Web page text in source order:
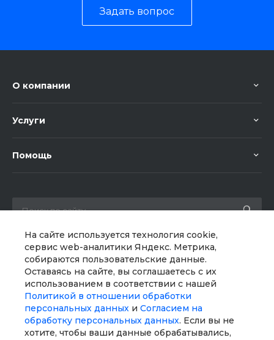
На сайте используется технология cookie,
сервис web-аналитики Яндекс. Метрика,
собираются пользовательские данные.
Оставаясь на сайте, вы соглашаетесь с их
использованием в соответствии с нашей
Политикой в отношении обработки
персональных данных и Согласием на
обработку персональных данных. Если вы не
хотите, чтобы ваши данные обрабатывались,
Задать вопрос
О компании
Услуги
Помощь
+7 (000) 000-00-00
sale@example.ru
Заказать звонок
г. Москва, ул. Шапкина, д. 11